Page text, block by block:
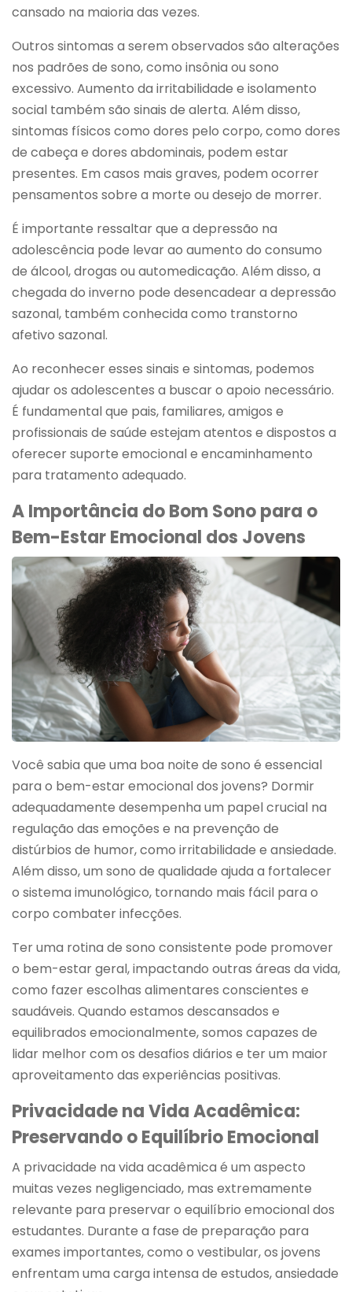
cansado na maioria das vezes.
Outros sintomas a serem observados são alterações
nos padrões de sono, como insônia ou sono
excessivo. Aumento da irritabilidade e isolamento
social também são sinais de alerta. Além disso,
sintomas físicos como dores pelo corpo, como dores
de cabeça e dores abdominais, podem estar
presentes. Em casos mais graves, podem ocorrer
pensamentos sobre a morte ou desejo de morrer.
É importante ressaltar que a depressão na
adolescência pode levar ao aumento do consumo
de álcool, drogas ou automedicação. Além disso, a
chegada do inverno pode desencadear a depressão
sazonal, também conhecida como transtorno
afetivo sazonal.
Ao reconhecer esses sinais e sintomas, podemos
ajudar os adolescentes a buscar o apoio necessário.
É fundamental que pais, familiares, amigos e
profissionais de saúde estejam atentos e dispostos a
oferecer suporte emocional e encaminhamento
para tratamento adequado.
A Importância do Bom Sono para o
Bem-Estar Emocional dos Jovens
Você sabia que uma boa noite de sono é essencial
para o bem-estar emocional dos jovens? Dormir
adequadamente desempenha um papel crucial na
regulação das emoções e na prevenção de
distúrbios de humor, como irritabilidade e ansiedade.
Além disso, um sono de qualidade ajuda a fortalecer
o sistema imunológico, tornando mais fácil para o
corpo combater infecções.
Ter uma rotina de sono consistente pode promover
o bem-estar geral, impactando outras áreas da vida,
como fazer escolhas alimentares conscientes e
saudáveis. Quando estamos descansados e
equilibrados emocionalmente, somos capazes de
lidar melhor com os desafios diários e ter um maior
aproveitamento das experiências positivas.
Privacidade na Vida Acadêmica:
Preservando o Equilíbrio Emocional
A privacidade na vida acadêmica é um aspecto
muitas vezes negligenciado, mas extremamente
relevante para preservar o equilíbrio emocional dos
estudantes. Durante a fase de preparação para
exames importantes, como o vestibular, os jovens
enfrentam uma carga intensa de estudos, ansiedade